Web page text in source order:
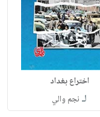
اختراع بغداد
لـ نجم والي